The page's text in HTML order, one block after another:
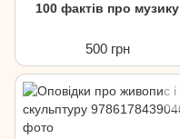
100 фактів про музику
500 грн